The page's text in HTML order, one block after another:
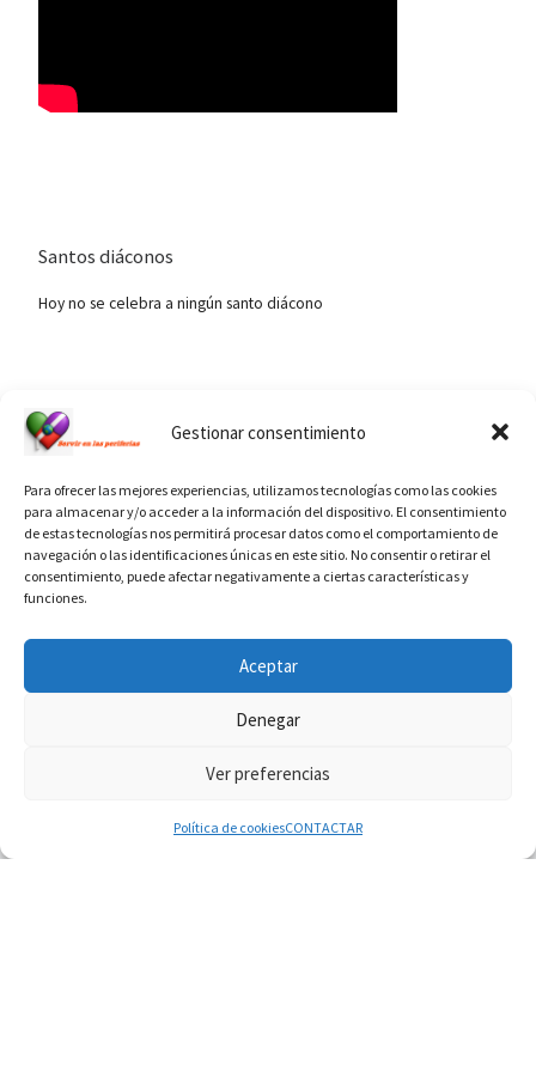
Gestionar consentimiento
Para ofrecer las mejores experiencias, utilizamos tecnologías como las cookies
para almacenar y/o acceder a la información del dispositivo. El consentimiento
de estas tecnologías nos permitirá procesar datos como el comportamiento de
navegación o las identificaciones únicas en este sitio. No consentir o retirar el
consentimiento, puede afectar negativamente a ciertas características y
funciones.
Aceptar
Denegar
Ver preferencias
Política de cookiesCONTACTAR
Santos diáconos
Hoy no se celebra a ningún santo diácono
Diaconado permanente– Todos los derechos reservados
WP